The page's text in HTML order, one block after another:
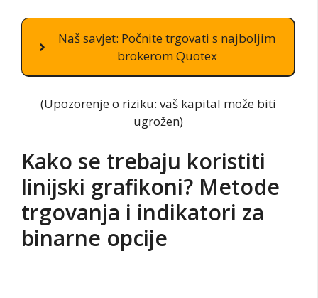
Naš savjet: Počnite trgovati s najboljim
brokerom Quotex
(Upozorenje o riziku: vaš kapital može biti
ugrožen)
Kako se trebaju koristiti
linijski grafikoni? Metode
trgovanja i indikatori za
binarne opcije